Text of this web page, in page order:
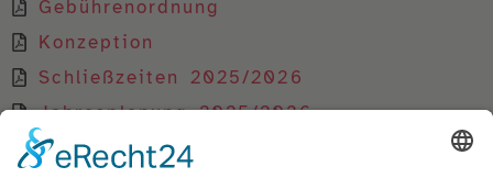
Gebührenordnung
Konzeption
Schließzeiten 2025/2026
Jahresplanung 2025/2026
Satzung